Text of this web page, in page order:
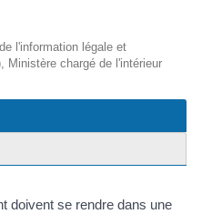
l'information légale et
Ministère chargé de l'intérieur
doivent se rendre dans une